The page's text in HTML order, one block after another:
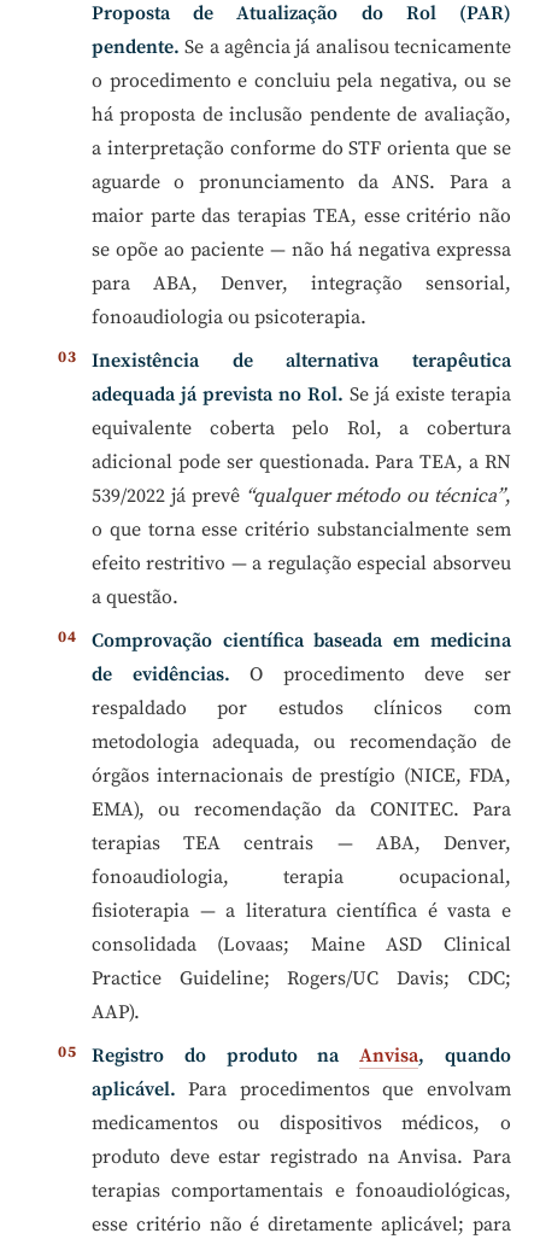
Proposta de Atualização do Rol (PAR)
pendente. Se a agência já analisou tecnicamente
o procedimento e concluiu pela negativa, ou se
há proposta de inclusão pendente de avaliação,
a interpretação conforme do STF orienta que se
aguarde o pronunciamento da ANS. Para a
maior parte das terapias TEA, esse critério não
se opõe ao paciente — não há negativa expressa
para ABA, Denver, integração sensorial,
fonoaudiologia ou psicoterapia.
Inexistência de alternativa terapêutica
adequada já prevista no Rol. Se já existe terapia
equivalente coberta pelo Rol, a cobertura
adicional pode ser questionada. Para TEA, a RN
539/2022 já prevê “qualquer método ou técnica”,
o que torna esse critério substancialmente sem
efeito restritivo — a regulação especial absorveu
a questão.
Comprovação científica baseada em medicina
de evidências. O procedimento deve ser
respaldado por estudos clínicos com
metodologia adequada, ou recomendação de
órgãos internacionais de prestígio (NICE, FDA,
EMA), ou recomendação da CONITEC. Para
terapias TEA centrais — ABA, Denver,
fonoaudiologia, terapia ocupacional,
fisioterapia — a literatura científica é vasta e
consolidada (Lovaas; Maine ASD Clinical
Practice Guideline; Rogers/UC Davis; CDC;
AAP).
Registro do produto naAnvisa, quando
aplicável. Para procedimentos que envolvam
medicamentos ou dispositivos médicos, o
produto deve estar registrado na Anvisa. Para
terapias comportamentais e fonoaudiológicas,
esse critério não é diretamente aplicável; para